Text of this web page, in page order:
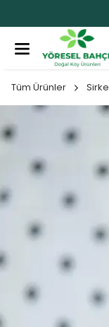
Tüm Ürünler Sirke